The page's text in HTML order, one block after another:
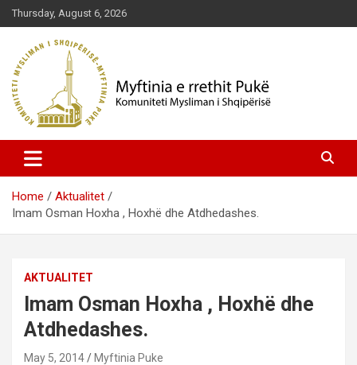
Skip
to
content
Thursday, August 6, 2026
Myftinia Pukë | Faqja Zyrtare
Home
Aktualitet
Imam Osman Hoxha , Hoxhë dhe Atdhedashes.
AKTUALITET
Imam Osman Hoxha , Hoxhë dhe
Atdhedashes.
May 5, 2014 Myftinia Puke